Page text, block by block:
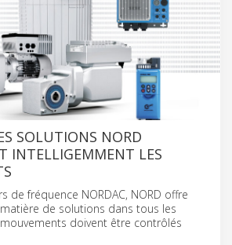
SOLUTIONS NORD
INTELLIGEMMENT LES
de fréquence NORDAC, NORD offre
de solutions dans tous les
doivent être contrôlés